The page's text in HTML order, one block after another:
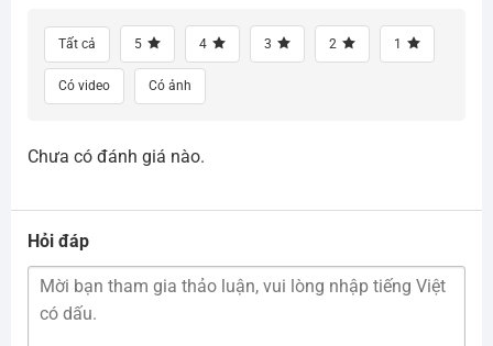
Tất cả 5 4 3 2 1
Có video Có ảnh
Chưa có đánh giá nào.
Hỏi đáp